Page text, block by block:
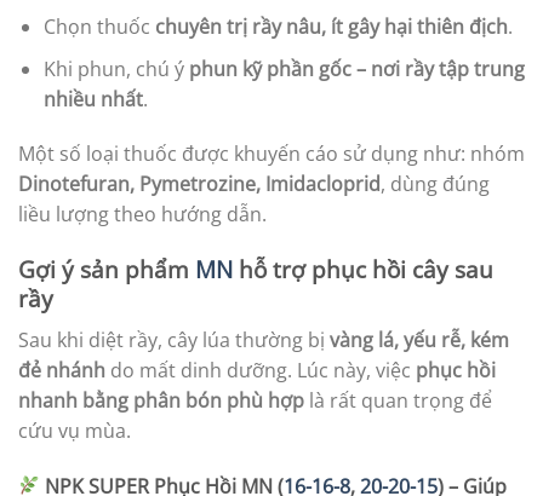
Chọn thuốc chuyên trị rầy nâu, ít gây hại thiên địch.
Khi phun, chú ý phun kỹ phần gốc – nơi rầy tập trung
nhiều nhất.
Một số loại thuốc được khuyến cáo sử dụng như: nhóm
Dinotefuran, Pymetrozine, Imidacloprid, dùng đúng
liều lượng theo hướng dẫn.
Gợi ý sản phẩm MN hỗ trợ phục hồi cây sau
rầy
Sau khi diệt rầy, cây lúa thường bị vàng lá, yếu rễ, kém
đẻ nhánh do mất dinh dưỡng. Lúc này, việc phục hồi
nhanh bằng phân bón phù hợp là rất quan trọng để
cứu vụ mùa.
NPK SUPER Phục Hồi MN (16-16-8,20-20-15) – Giúp